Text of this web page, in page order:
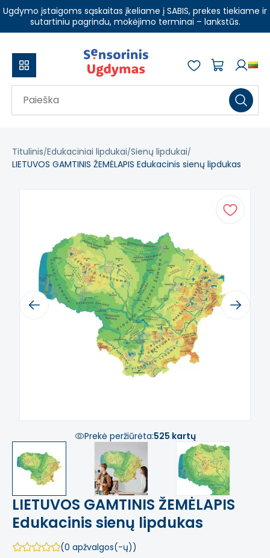
Ugdymo įstaigoms sąskaitas įkeliame į SABIS, prekes tiekiame ir
sutartiniu pagrindu, mokėjimo terminai – lankstūs.
Titulinis Edukaciniai lipdukai Sienų lipdukai
LIETUVOS GAMTINIS ŽEMĖLAPIS Edukacinis sienų lipdukas
Previous Next
Prekė peržiūrėta:525 kartų
LIETUVOS GAMTINIS ŽEMĖLAPIS
Edukacinis sienų lipdukas
(0 apžvalgos(-ų))